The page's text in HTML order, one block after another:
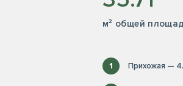
м² общей
1 Прихожая —